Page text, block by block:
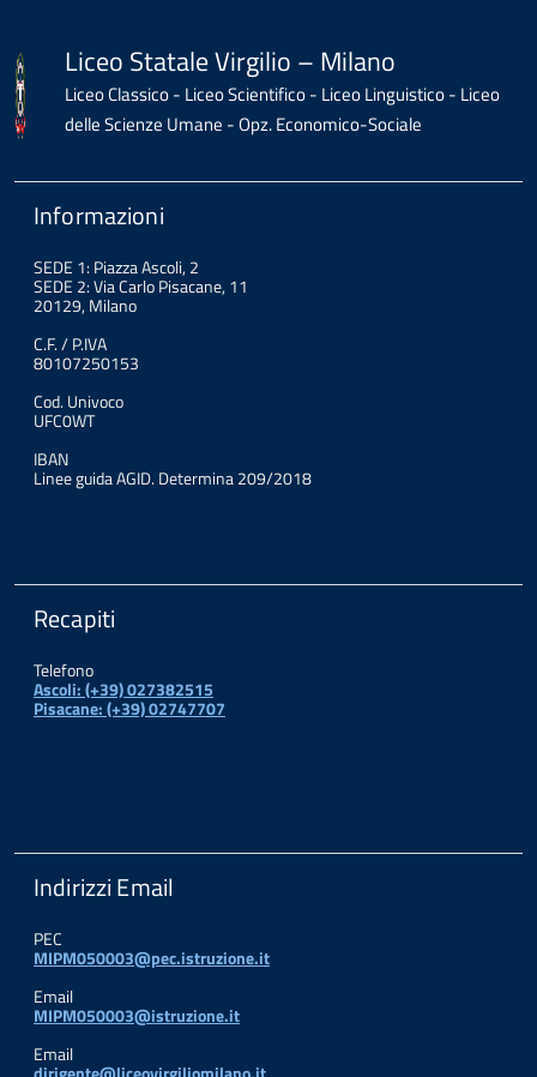
Liceo Statale Virgilio – Milano
Liceo Classico - Liceo Scientifico - Liceo Linguistico - Liceo
delle Scienze Umane - Opz. Economico-Sociale
Informazioni
SEDE 1: Piazza Ascoli, 2
SEDE 2: Via Carlo Pisacane, 11
20129, Milano
C.F. / P.IVA
80107250153
Cod. Univoco
UFC0WT
IBAN
Linee guida AGID. Determina 209/2018
Recapiti
Telefono
Ascoli: (+39) 027382515
Pisacane: (+39) 02747707
Indirizzi Email
PEC
MIPM050003@pec.istruzione.it
Email
MIPM050003@istruzione.it
Email